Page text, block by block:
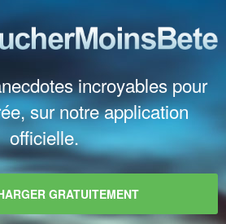
incroyables pour
sur notre application
officielle.
GRATUITEMENT